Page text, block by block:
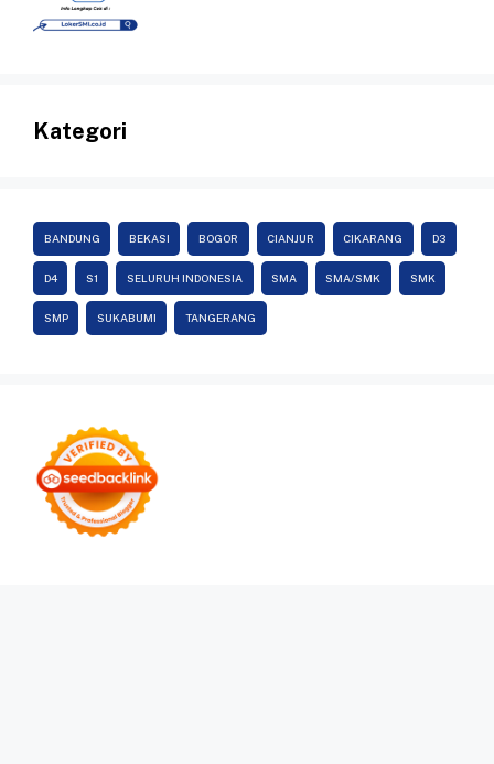
Kategori
BANDUNG BEKASI BOGOR CIANJUR CIKARANG D3
D4 S1 SELURUH INDONESIA SMA SMA/SMK SMK
SMP SUKABUMI TANGERANG